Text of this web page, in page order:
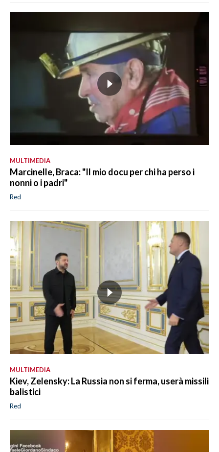
MULTIMEDIA
Marcinelle, Braca: "Il mio docu per chi ha perso i
nonni o i padri"
Red
MULTIMEDIA
Kiev, Zelensky: La Russia non si ferma, userà missili
balistici
Red